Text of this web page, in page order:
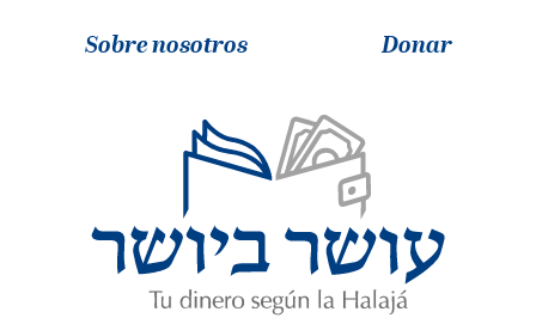
Sobre nosotros Donar